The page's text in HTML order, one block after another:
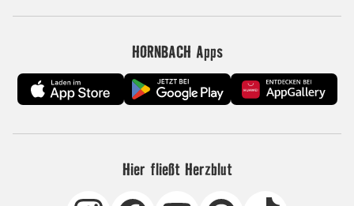
HORNBACH Apps
Hier fließt Herzblut